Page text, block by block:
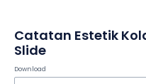
Catatan Estetik
Slide
Download